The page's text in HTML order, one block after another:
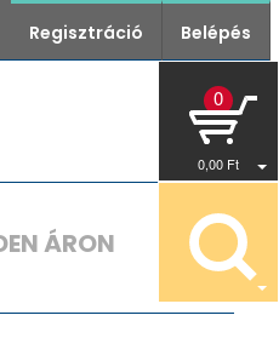
Regisztráció Belépés
0
0,00 Ft
ÁRON